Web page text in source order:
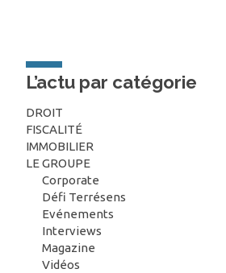
L’actu par catégorie
DROIT
FISCALITÉ
IMMOBILIER
LE GROUPE
Corporate
Défi Terrésens
Evénements
Interviews
Magazine
Vidéos